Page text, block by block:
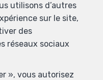
utilisons d’autres
sur le site,
des
réseaux sociaux
», vous autorisez